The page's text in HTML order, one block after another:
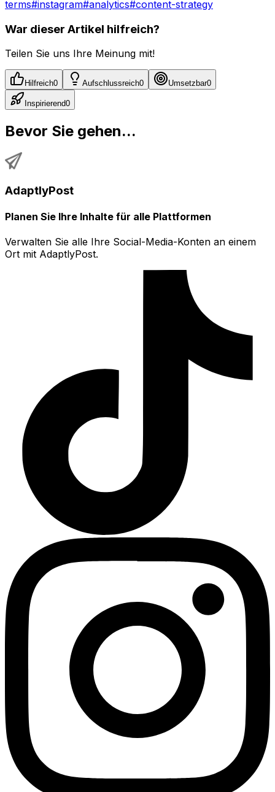
terms#instagram#analytics#content-strategy
War dieser Artikel hilfreich?
Teilen Sie uns Ihre Meinung mit!
Hilfreich0 Aufschlussreich0 Umsetzbar0
Inspirierend0
Bevor Sie gehen...
AdaptlyPost
Planen Sie Ihre Inhalte für alle Plattformen
Verwalten Sie alle Ihre Social-Media-Konten an einem
Ort mit AdaptlyPost.